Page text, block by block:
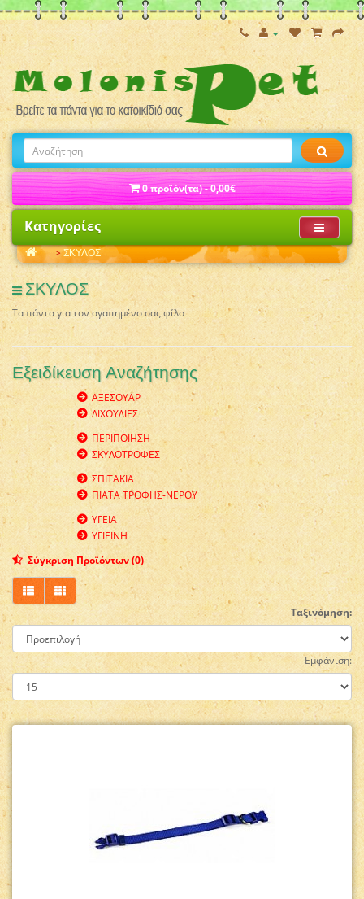
0 προϊόν(τα) - 0,00€
Κατηγορίες
ΣΚΥΛΟΣ
ΣΚΥΛΟΣ
Τα πάντα για τον αγαπημένο σας φίλο
Εξειδίκευση Αναζήτησης
ΑΞΕΣΟΥΑΡ
ΛΙΧΟΥΔΙΕΣ
ΠΕΡΙΠΟΙΗΣΗ
ΣΚΥΛΟΤΡΟΦΕΣ
ΣΠΙΤΑΚΙΑ
ΠΙΑΤΑ ΤΡΟΦΗΣ-ΝΕΡΟΥ
ΥΓΕΙΑ
ΥΓΙΕΙΝΗ
Σύγκριση Προϊόντων (0)
Ταξινόμηση:
Εμφάνιση: